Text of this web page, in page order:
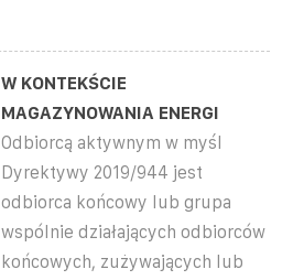
W KONTEKŚCIE
MAGAZYNOWANIA ENERGI
Odbiorcą aktywnym w myśl
Dyrektywy 2019/944 jest
odbiorca końcowy lub grupa
wspólnie działających odbiorców
końcowych, zużywających lub